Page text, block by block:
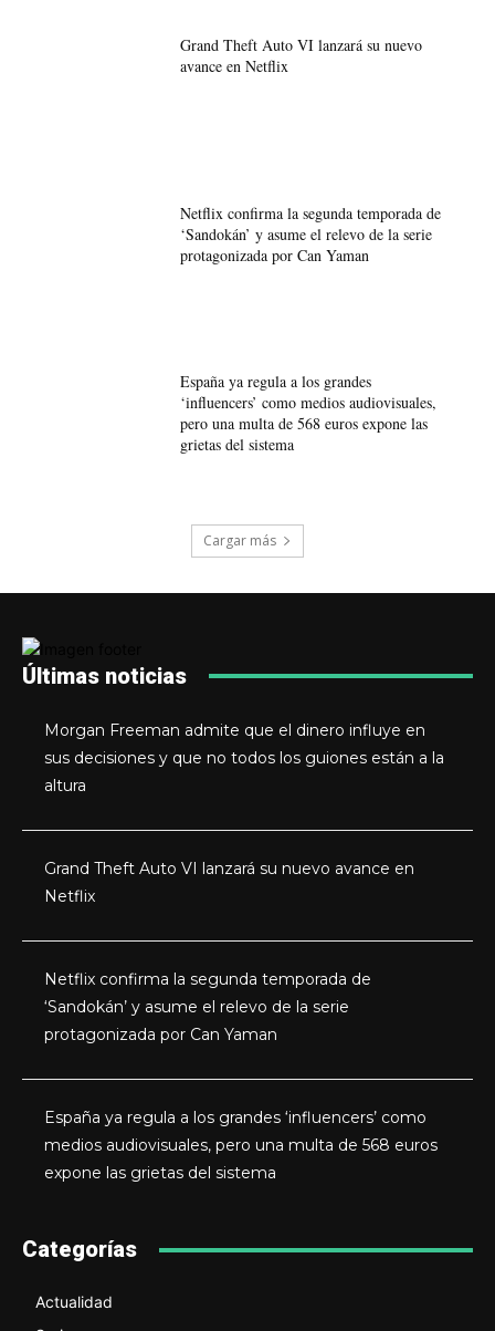
Grand Theft Auto VI lanzará su nuevo
avance en Netflix
Netflix confirma la segunda temporada de
‘Sandokán’ y asume el relevo de la serie
protagonizada por Can Yaman
España ya regula a los grandes
‘influencers’ como medios audiovisuales,
pero una multa de 568 euros expone las
grietas del sistema
Cargar más
Últimas noticias
Morgan Freeman admite que el dinero influye en
sus decisiones y que no todos los guiones están a la
altura
Grand Theft Auto VI lanzará su nuevo avance en
Netflix
Netflix confirma la segunda temporada de
‘Sandokán’ y asume el relevo de la serie
protagonizada por Can Yaman
España ya regula a los grandes ‘influencers’ como
medios audiovisuales, pero una multa de 568 euros
expone las grietas del sistema
Categorías
Actualidad